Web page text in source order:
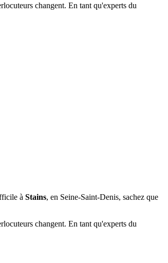
changent. En tant qu'experts du
à Stains, en Seine-Saint-Denis, sachez que
changent. En tant qu'experts du